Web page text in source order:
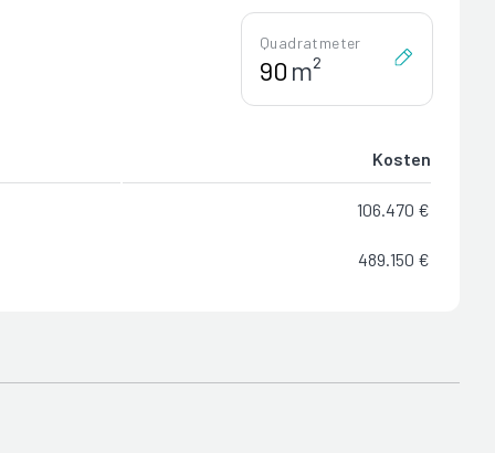
Quadratmeter
m²
Kosten
106.470 €
489.150 €